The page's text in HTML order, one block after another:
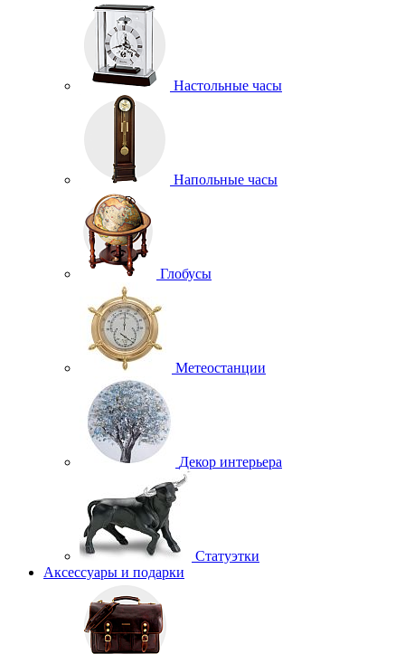
Настольные часы
Напольные часы
Глобусы
Метеостанции
Декор интерьера
Статуэтки
Аксессуары и подарки